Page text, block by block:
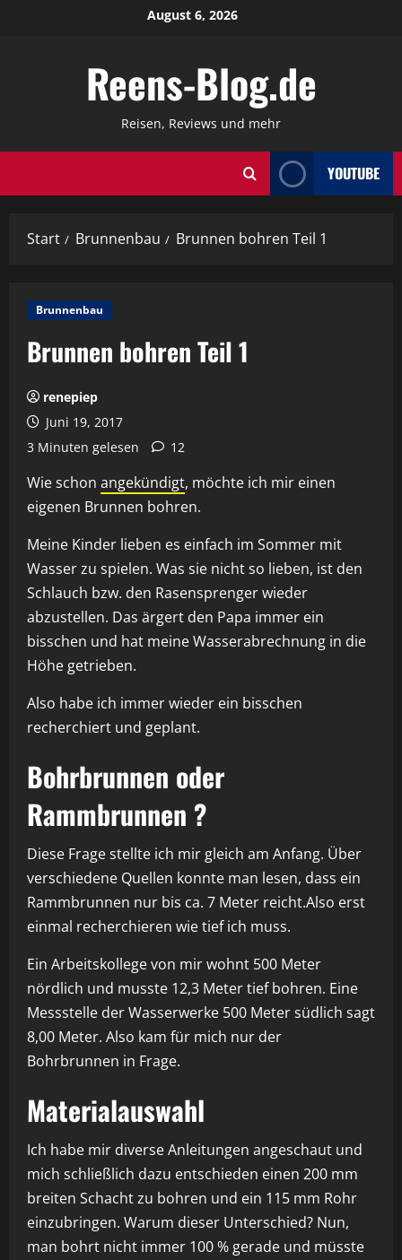
August 6, 2026
Reens-Blog.de
Reisen, Reviews und mehr
YOUTUBE
Start Brunnenbau Brunnen bohren Teil 1
Brunnenbau
Brunnen bohren Teil 1
renepiep
Juni 19, 2017
3 Minuten gelesen
12
Wie schon angekündigt, möchte ich mir einen
eigenen Brunnen bohren.
Meine Kinder lieben es einfach im Sommer mit
Wasser zu spielen. Was sie nicht so lieben, ist den
Schlauch bzw. den Rasensprenger wieder
abzustellen. Das ärgert den Papa immer ein
bisschen und hat meine Wasserabrechnung in die
Höhe getrieben.
Also habe ich immer wieder ein bisschen
recherchiert und geplant.
Bohrbrunnen oder
Rammbrunnen ?
Diese Frage stellte ich mir gleich am Anfang. Über
verschiedene Quellen konnte man lesen, dass ein
Rammbrunnen nur bis ca. 7 Meter reicht.Also erst
einmal recherchieren wie tief ich muss.
Ein Arbeitskollege von mir wohnt 500 Meter
nördlich und musste 12,3 Meter tief bohren. Eine
Messstelle der Wasserwerke 500 Meter südlich sagt
8,00 Meter. Also kam für mich nur der
Bohrbrunnen in Frage.
Materialauswahl
Ich habe mir diverse Anleitungen angeschaut und
mich schließlich dazu entschieden einen 200 mm
breiten Schacht zu bohren und ein 115 mm Rohr
einzubringen. Warum dieser Unterschied? Nun,
man bohrt nicht immer 100 % gerade und müsste